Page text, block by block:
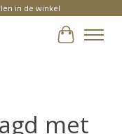
in de winkel
met